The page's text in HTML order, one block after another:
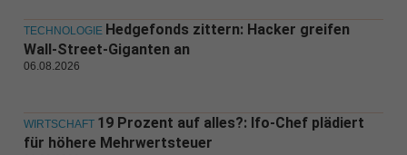
TECHNOLOGIE Hedgefonds zittern: Hacker greifen
Wall-Street-Giganten an
06.08.2026
WIRTSCHAFT 19 Prozent auf alles?: Ifo-Chef plädiert
für höhere Mehrwertsteuer